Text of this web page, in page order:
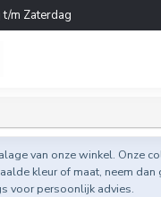
t/m Zaterdag
van onze winkel. Onze
kleur of maat, neem dan
voor persoonlijk advies.